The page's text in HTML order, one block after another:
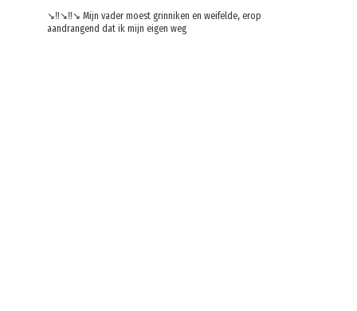
↘️‼️↘️‼️↘️ Mijn vader moest grinniken en weifelde, erop
aandrangend dat ik mijn eigen weg